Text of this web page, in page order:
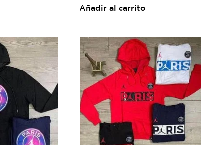
Añadir al carrito